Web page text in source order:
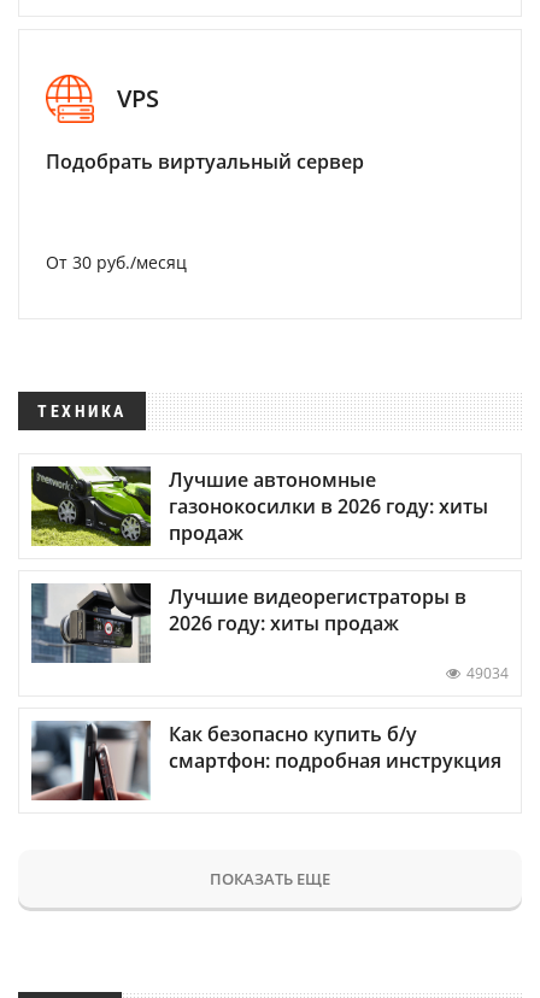
VPS
Подобрать виртуальный сервер
От 30 руб./месяц
ТЕХНИКА
Лучшие автономные
газонокосилки в 2026 году: хиты
продаж
Лучшие видеорегистраторы в
2026 году: хиты продаж
49034
Как безопасно купить б/у
смартфон: подробная инструкция
ПОКАЗАТЬ ЕЩЕ